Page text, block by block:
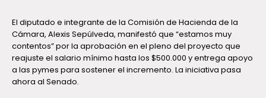
El diputado e integrante de la Comisión de Hacienda de la
Cámara, Alexis Sepúlveda, manifestó que “estamos muy
contentos” por la aprobación en el pleno del proyecto que
reajuste el salario mínimo hasta los $500.000 y entrega apoyo
a las pymes para sostener el incremento. La iniciativa pasa
ahora al Senado.